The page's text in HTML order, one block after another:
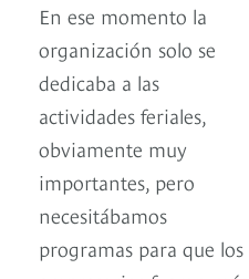
En ese momento la
organización solo se
dedicaba a las
actividades feriales,
obviamente muy
importantes, pero
necesitábamos
programas para que los